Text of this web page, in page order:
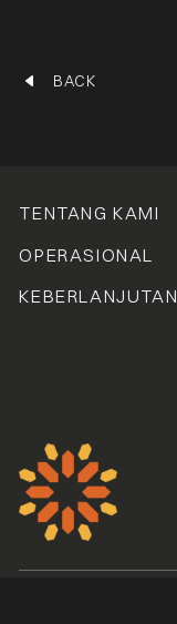
BACK
TENTANG KAMI
OPERASIONAL
KEBERLANJUTAN